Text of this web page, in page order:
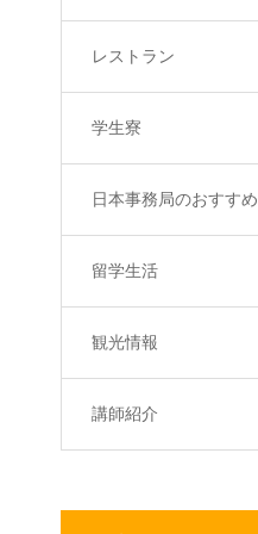
レストラン
学生寮
日本事務局のおすすめ
留学生活
観光情報
講師紹介